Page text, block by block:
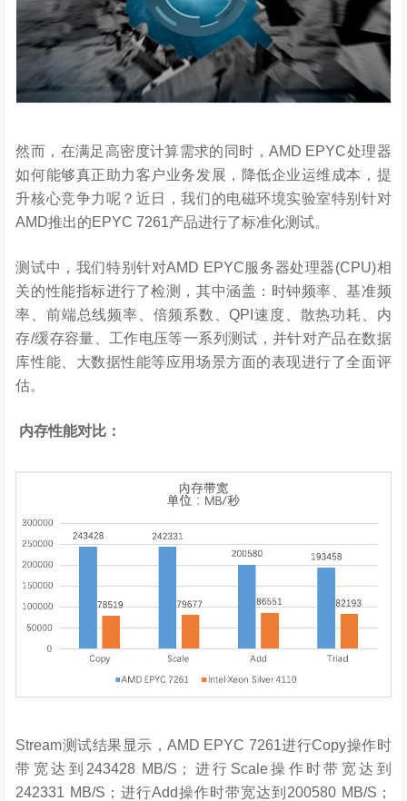
然而，在满足高密度计算需求的同时，AMD EPYC处理器
如何能够真正助力客户业务发展，降低企业运维成本，提
升核心竞争力呢？近日，我们的电磁环境实验室特别针对
AMD推出的EPYC 7261产品进行了标准化测试。
测试中，我们特别针对AMD EPYC服务器处理器(CPU)相
关的性能指标进行了检测，其中涵盖：时钟频率、基准频
率、前端总线频率、倍频系数、QPI速度、散热功耗、内
存/缓存容量、工作电压等一系列测试，并针对产品在数据
库性能、大数据性能等应用场景方面的表现进行了全面评
估。
内存性能对比：
Stream测试结果显示，AMD EPYC 7261进行Copy操作时
带宽达到243428 MB/S；进行Scale操作时带宽达到
242331 MB/S；进行Add操作时带宽达到200580 MB/S；